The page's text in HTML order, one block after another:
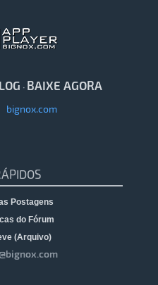
· BAIXE AGORA
bignox.com
Postagens
do Fórum
(Arquivo)